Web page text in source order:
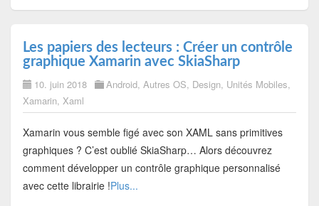
Les papiers des lecteurs : Créer un contrôle
graphique Xamarin avec SkiaSharp
10. juin 2018 Android, Autres OS, Design, Unités Mobiles,
Xamarin, Xaml
Xamarin vous semble figé avec son XAML sans primitives
graphiques ? C’est oublié SkiaSharp… Alors découvrez
comment développer un contrôle graphique personnalisé
avec cette librairie !Plus...